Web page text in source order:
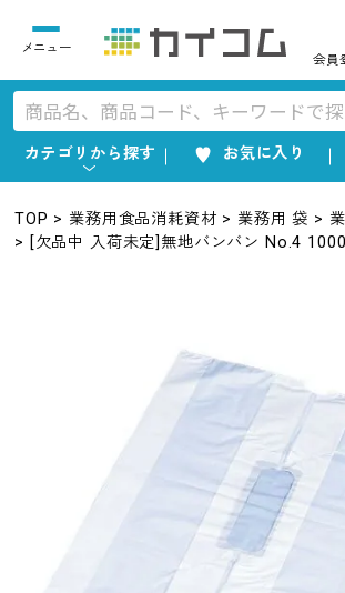
会員
カテゴリから探す お気に入り
TOP 業務用食品消耗資材 業務用 袋
[欠品中 入荷未定]無地バンバン No.4